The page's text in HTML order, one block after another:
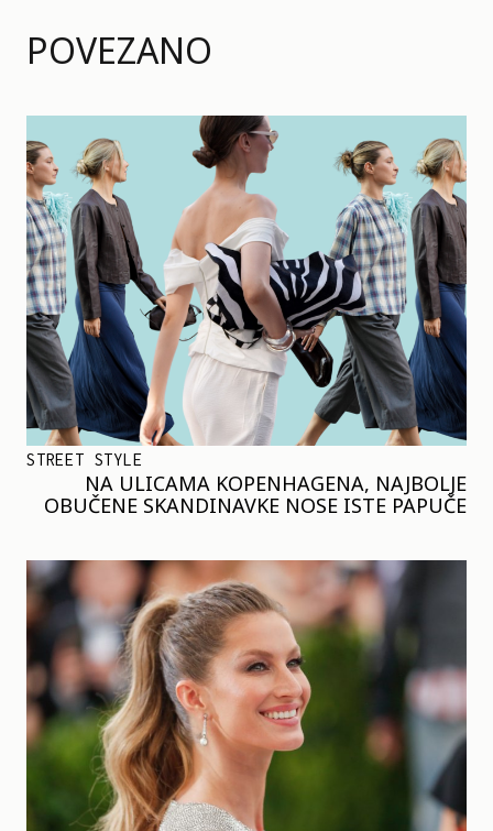
POVEZANO
STREET STYLE
NA ULICAMA KOPENHAGENA, NAJBOLJE
OBUČENE SKANDINAVKE NOSE ISTE PAPUČE